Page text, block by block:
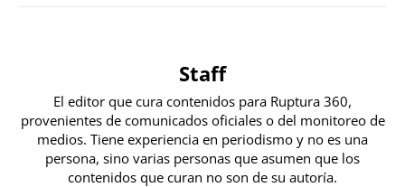
Staff
El editor que cura contenidos para Ruptura 360,
provenientes de comunicados oficiales o del monitoreo de
medios. Tiene experiencia en periodismo y no es una
persona, sino varias personas que asumen que los
contenidos que curan no son de su autoría.